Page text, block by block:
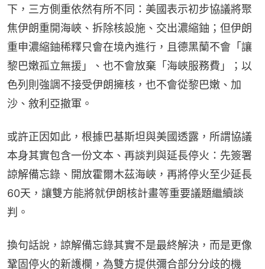
下，三方側重依然有所不同：美國表示初步協議將聚
焦伊朗重開海峽、拆除核設施、交出濃縮鈾；但伊朗
重申濃縮鈾稀釋只會在境內進行，且德黑蘭不會「讓
黎巴嫩孤立無援」、也不會放棄「海峽服務費」；以
色列則強調不接受伊朗擁核，也不會從黎巴嫩、加
沙、敘利亞撤軍。
或許正因如此，根據巴基斯坦與美國透露，所謂協議
本身其實包含一份文本、再談判與延長停火：先簽署
諒解備忘錄、開放霍爾木茲海峽，再將停火至少延長
60天，讓雙方能將就伊朗核計畫等重要議題繼續談
判。
換句話說，諒解備忘錄其實不是最終解決，而是更像
鞏固停火的新護欄，為雙方提供彌合部分分歧的機